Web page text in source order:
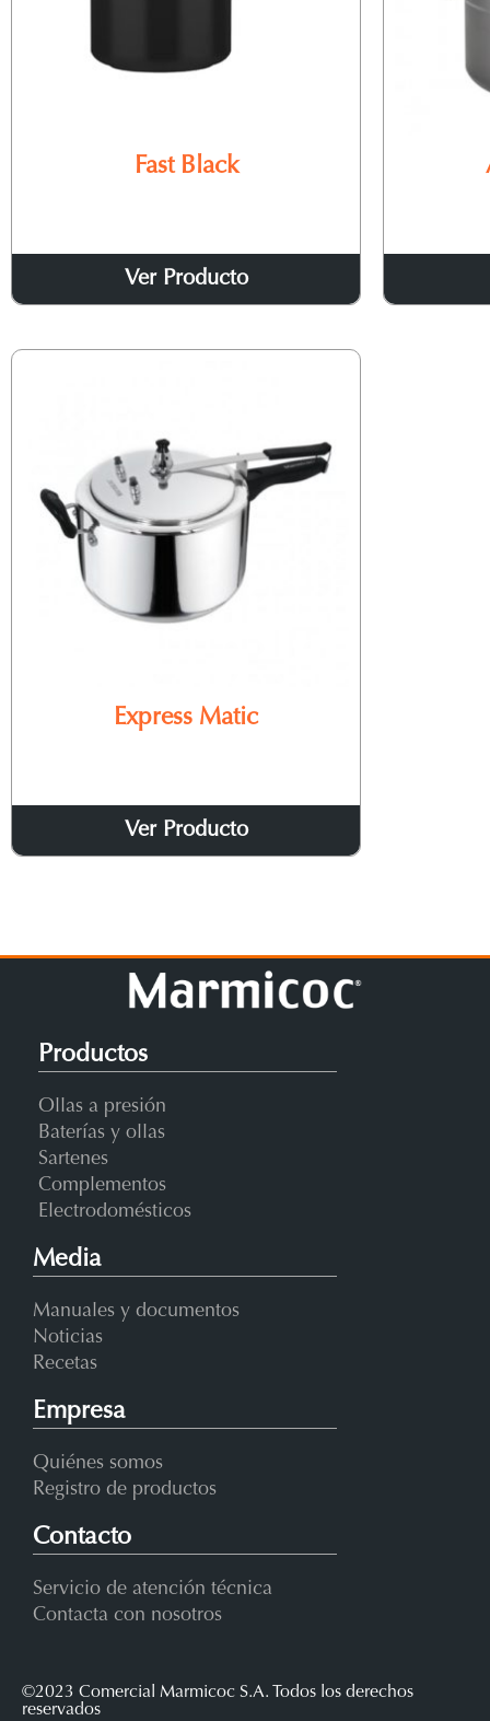
Fast Black
Ver Producto
Express Matic
Ver Producto
Productos
Ollas a presión
Baterías y ollas
Sartenes
Complementos
Electrodomésticos
Media
Manuales y documentos
Noticias
Recetas
Empresa
Quiénes somos
Registro de productos
Contacto
Servicio de atención técnica
Contacta con nosotros
©2023 Comercial Marmicoc S.A. Todos los derechos
reservados